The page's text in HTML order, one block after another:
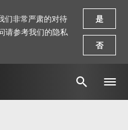
们非常严肃的对待
请参考我们的隐私
是
否